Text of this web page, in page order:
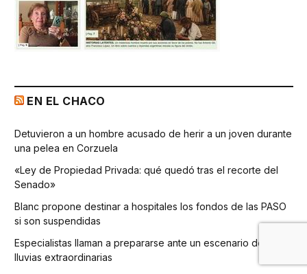
EN EL CHACO
Detuvieron a un hombre acusado de herir a un joven durante
una pelea en Corzuela
«Ley de Propiedad Privada: qué quedó tras el recorte del
Senado»
Blanc propone destinar a hospitales los fondos de las PASO
si son suspendidas
Especialistas llaman a prepararse ante un escenario de
lluvias extraordinarias